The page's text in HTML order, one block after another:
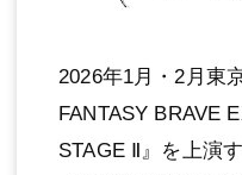
2026年1⽉・2⽉東
FANTASY BRAVE
STAGE Ⅱ』を上演